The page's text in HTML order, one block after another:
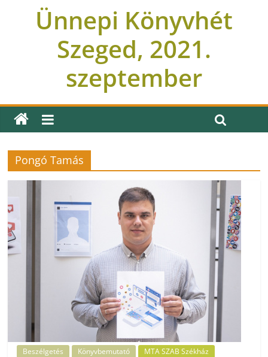
Ünnepi Könyvhét
Szeged, 2021.
szeptember
Pongó Tamás
Beszélgetés Könyvbemutató
MTA SZAB Székház